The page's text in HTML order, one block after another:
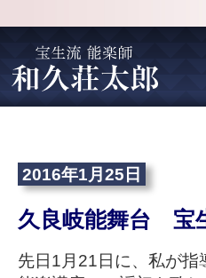
2016年1月25日
久良岐能舞台 宝
先日1月21日に、私が